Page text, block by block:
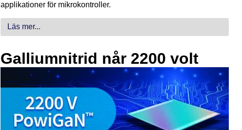
applikationer för mikrokontroller.
Läs mer...
Galliumnitrid når 2200 volt